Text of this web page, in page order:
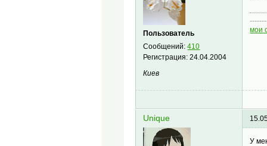
Пользователь
Сообщений:410
Регистрация:24.04.2004
Киев
мои
Unique
У